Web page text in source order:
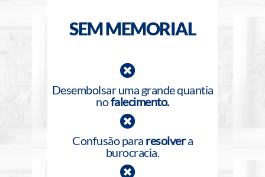
SEM MEMORIAL
Desembolsar uma grande quantia
nofalecimento.
Confusão para resolvera
burocracia.